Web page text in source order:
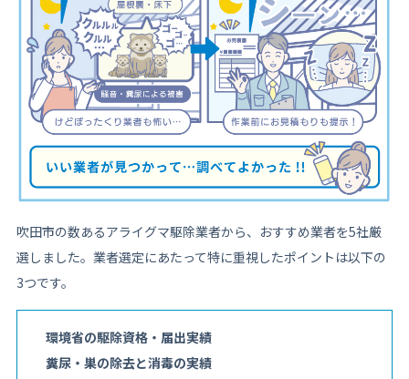
吹田市の数あるアライグマ駆除業者から、おすすめ業者を5社厳
選しました。業者選定にあたって特に重視したポイントは以下の
3つです。
環境省の駆除資格・届出実績
糞尿・巣の除去と消毒の実績